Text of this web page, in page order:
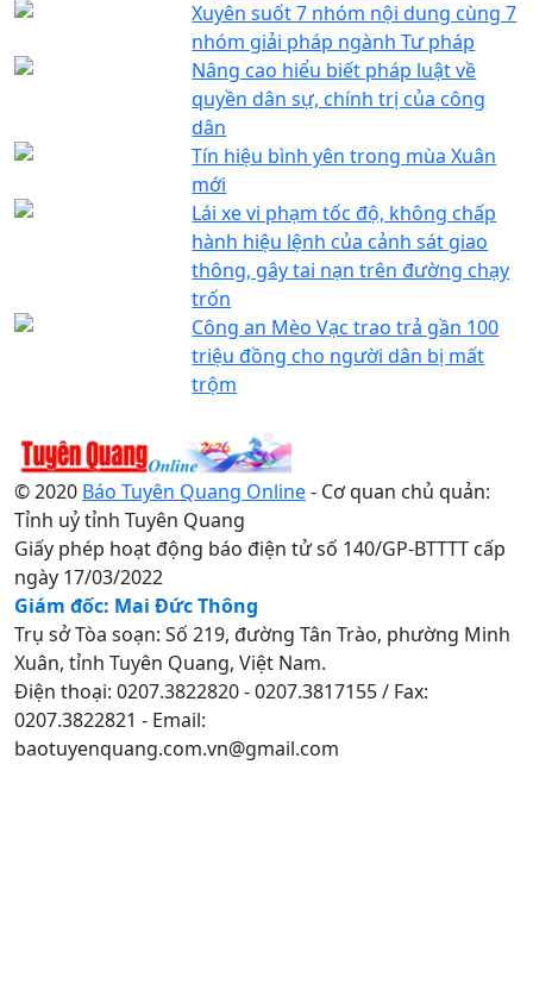
Xuyên suốt 7 nhóm nội dung cùng 7
nhóm giải pháp ngành Tư pháp
Nâng cao hiểu biết pháp luật về
quyền dân sự, chính trị của công
dân
Tín hiệu bình yên trong mùa Xuân
mới
Lái xe vi phạm tốc độ, không chấp
hành hiệu lệnh của cảnh sát giao
thông, gây tai nạn trên đường chạy
trốn
Công an Mèo Vạc trao trả gần 100
triệu đồng cho người dân bị mất
trộm
© 2020 Báo Tuyên Quang Online- Cơ quan chủ quản:
Tỉnh uỷ tỉnh Tuyên Quang
Giấy phép hoạt động báo điện tử số 140/GP-BTTTT cấp
ngày 17/03/2022
Giám đốc: Mai Đức Thông
Trụ sở Tòa soạn: Số 219, đường Tân Trào, phường Minh
Xuân, tỉnh Tuyên Quang, Việt Nam.
Điện thoại: 0207.3822820 - 0207.3817155 / Fax:
0207.3822821 - Email:
baotuyenquang.com.vn@gmail.com